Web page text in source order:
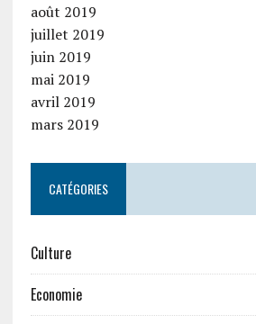
août 2019
juillet 2019
juin 2019
mai 2019
avril 2019
mars 2019
CATÉGORIES
Culture
Economie